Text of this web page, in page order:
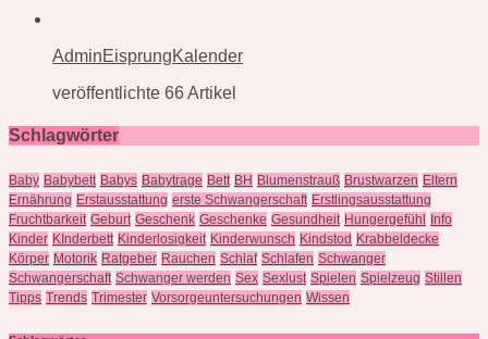
AdminEisprungKalender
veröffentlichte 66 Artikel
Schlagwörter
Baby Babybett Babys Babytrage Bett BH Blumenstrauß Brustwarzen Eltern
Ernährung Erstausstattung erste Schwangerschaft Erstlingsausstattung
Fruchtbarkeit Geburt Geschenk Geschenke Gesundheit Hungergefühl Info
Kinder KInderbett Kinderlosigkeit Kinderwunsch Kindstod Krabbeldecke
Körper Motorik Ratgeber Rauchen Schlaf Schlafen Schwanger
Schwangerschaft Schwanger werden Sex Sexlust Spielen Spielzeug Stillen
Tipps Trends Trimester Vorsorgeuntersuchungen Wissen